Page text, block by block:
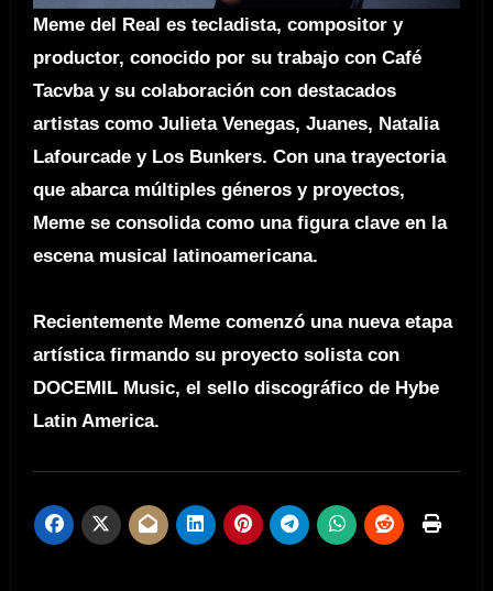
Meme del Real es tecladista, compositor y
productor, conocido por su trabajo con Café
Tacvba y su colaboración con destacados
artistas como Julieta Venegas, Juanes, Natalia
Lafourcade y Los Bunkers. Con una trayectoria
que abarca múltiples géneros y proyectos,
Meme se consolida como una figura clave en la
escena musical latinoamericana.
Recientemente Meme comenzó una nueva etapa
artística firmando su proyecto solista con
DOCEMIL Music, el sello discográfico de Hybe
Latin America.